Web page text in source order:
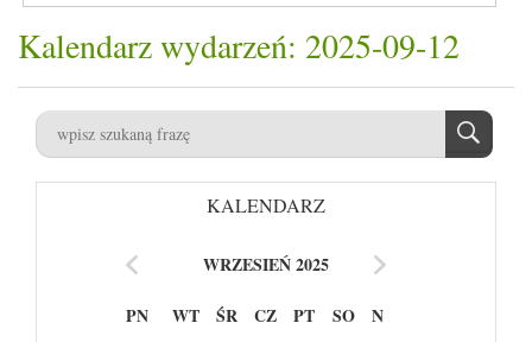
Kalendarz wydarzeń: 2025-09-12
KALENDARZ
WRZESIEŃ 2025
PN WT ŚR CZ PT SO N